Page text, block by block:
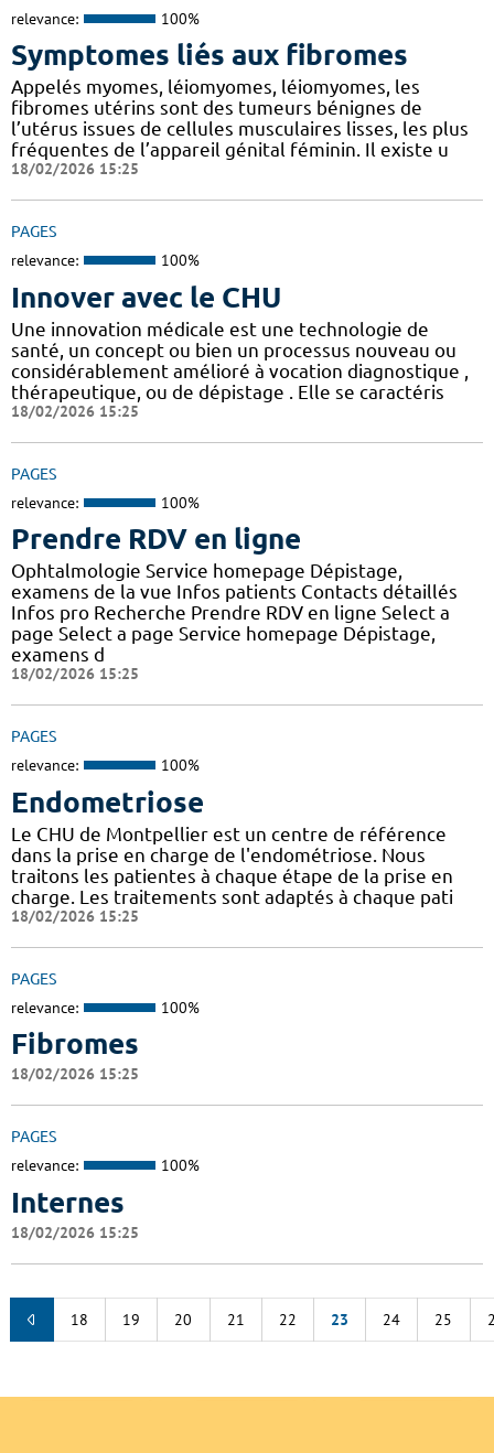
relevance: 100%
Symptomes liés aux fibromes
Appelés myomes, léiomyomes, léiomyomes, les
fibromes utérins sont des tumeurs bénignes de
l’utérus issues de cellules musculaires lisses, les plus
fréquentes de l’appareil génital féminin. Il existe u
18/02/2026 15:25
PAGES
relevance: 100%
Innover avec le CHU
Une innovation médicale est une technologie de
santé, un concept ou bien un processus nouveau ou
considérablement amélioré à vocation diagnostique ,
thérapeutique, ou de dépistage . Elle se caractéris
18/02/2026 15:25
PAGES
relevance: 100%
Prendre RDV en ligne
Ophtalmologie Service homepage Dépistage,
examens de la vue Infos patients Contacts détaillés
Infos pro Recherche Prendre RDV en ligne Select a
page Select a page Service homepage Dépistage,
examens d
18/02/2026 15:25
PAGES
relevance: 100%
Endometriose
Le CHU de Montpellier est un centre de référence
dans la prise en charge de l'endométriose. Nous
traitons les patientes à chaque étape de la prise en
charge. Les traitements sont adaptés à chaque pati
18/02/2026 15:25
PAGES
relevance: 100%
Fibromes
18/02/2026 15:25
PAGES
relevance: 100%
Internes
18/02/2026 15:25
18 19 20 21 22 23 24 25